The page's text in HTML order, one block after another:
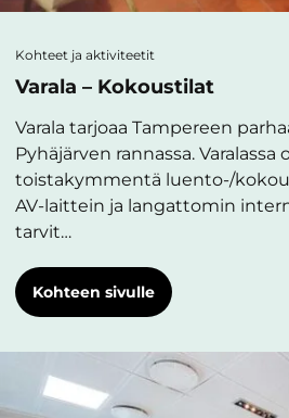
Kohteet ja aktiviteetit
Varala – Kokoustilat
Varala tarjoaa Tampereen
Pyhäjärven rannassa. Varalassa
toistakymmentä luento-/
AV-laittein ja langattomin
tarvit…
Kohteen sivulle